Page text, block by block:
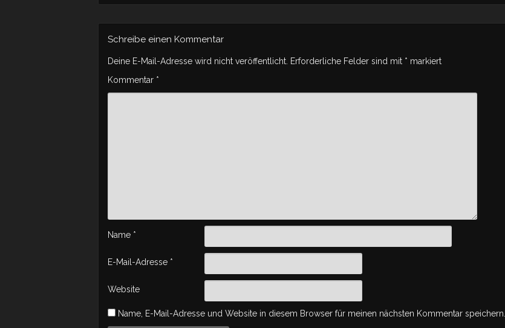
Schreibe einen Kommentar
Deine E-Mail-Adresse wird nicht veröffentlicht. Erforderliche Felder sind mit * markiert
Kommentar *
Name *
E-Mail-Adresse *
Website
Name, E-Mail-Adresse und Website in diesem Browser für meinen nächsten Kommentar speichern.